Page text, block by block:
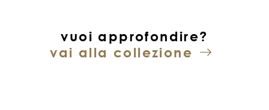
vuoi approfondire?
vai alla collezione